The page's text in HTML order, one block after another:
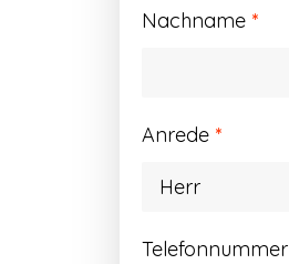
Nachname *
Anrede *
Telefonnummer